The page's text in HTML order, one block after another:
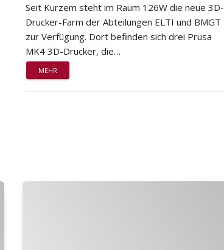
Seit Kurzem steht im Raum 126W die neue 3D-
Drucker-Farm der Abteilungen ELTI und BMGT
zur Verfügung. Dort befinden sich drei Prusa
MK4 3D-Drucker, die…
MEHR